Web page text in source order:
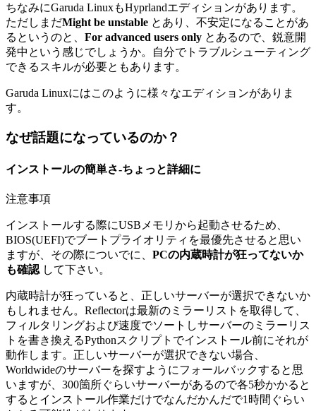
ちなみにGaruda LinuxもHyprlandエディションがあります。
ただしまだMight be unstable とあり、不安定になることがあ
るというのと、 For advanced users only とあるので、鋭意開
発中という感じでしょうか。自分でトラブルシューティング
できるスキルが必要ともあります。
Garuda Linuxにはこのように様々なエディションがありま
す。
なぜ話題になっているのか？
インストールの簡単さ-ちょっと詳細に
注意事項
インストールする際にUSBメモリから起動させるため、
BIOS(UEFI)でブートプライオリティを最優先させると思い
ますが、その際についでに、 PCの内蔵時計が狂ってないか
も確認 して下さい。
内蔵時計が狂っていると、正しいサーバーが選択できないか
もしれません。 Reflectorは最新のミラーリストを取得して、
フィルタリングおよび速度でソートしサーバーのミラーリス
トを書き換えるPythonスクリプトでインストール前にそれが
動作します。 正しいサーバーが選択できない場合、
Worldwideのサーバーを探すようにフォールバックすると思
いますが、300箇所ぐらいサーバーがあるので各5秒かかると
するとインストール作業だけでなんだかんだで1時間ぐらい